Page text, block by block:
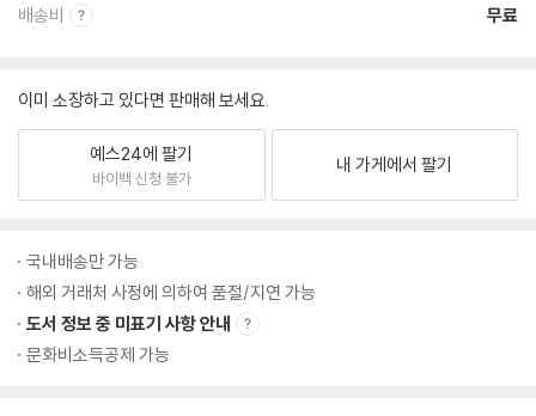
배송비 무료
이미 소장하고 있다면 판매해 보세요.
예스24에 팔기
바이백 신청 불가
내 가게에서 팔기
국내배송만 가능
해외 거래처 사정에 의하여 품절/지연 가능
도서 정보 중 미표기 사항 안내
문화비소득공제 가능